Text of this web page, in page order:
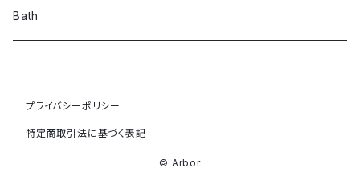
Bath
プライバシーポリシー
特定商取引法に基づく表記
© Arbor